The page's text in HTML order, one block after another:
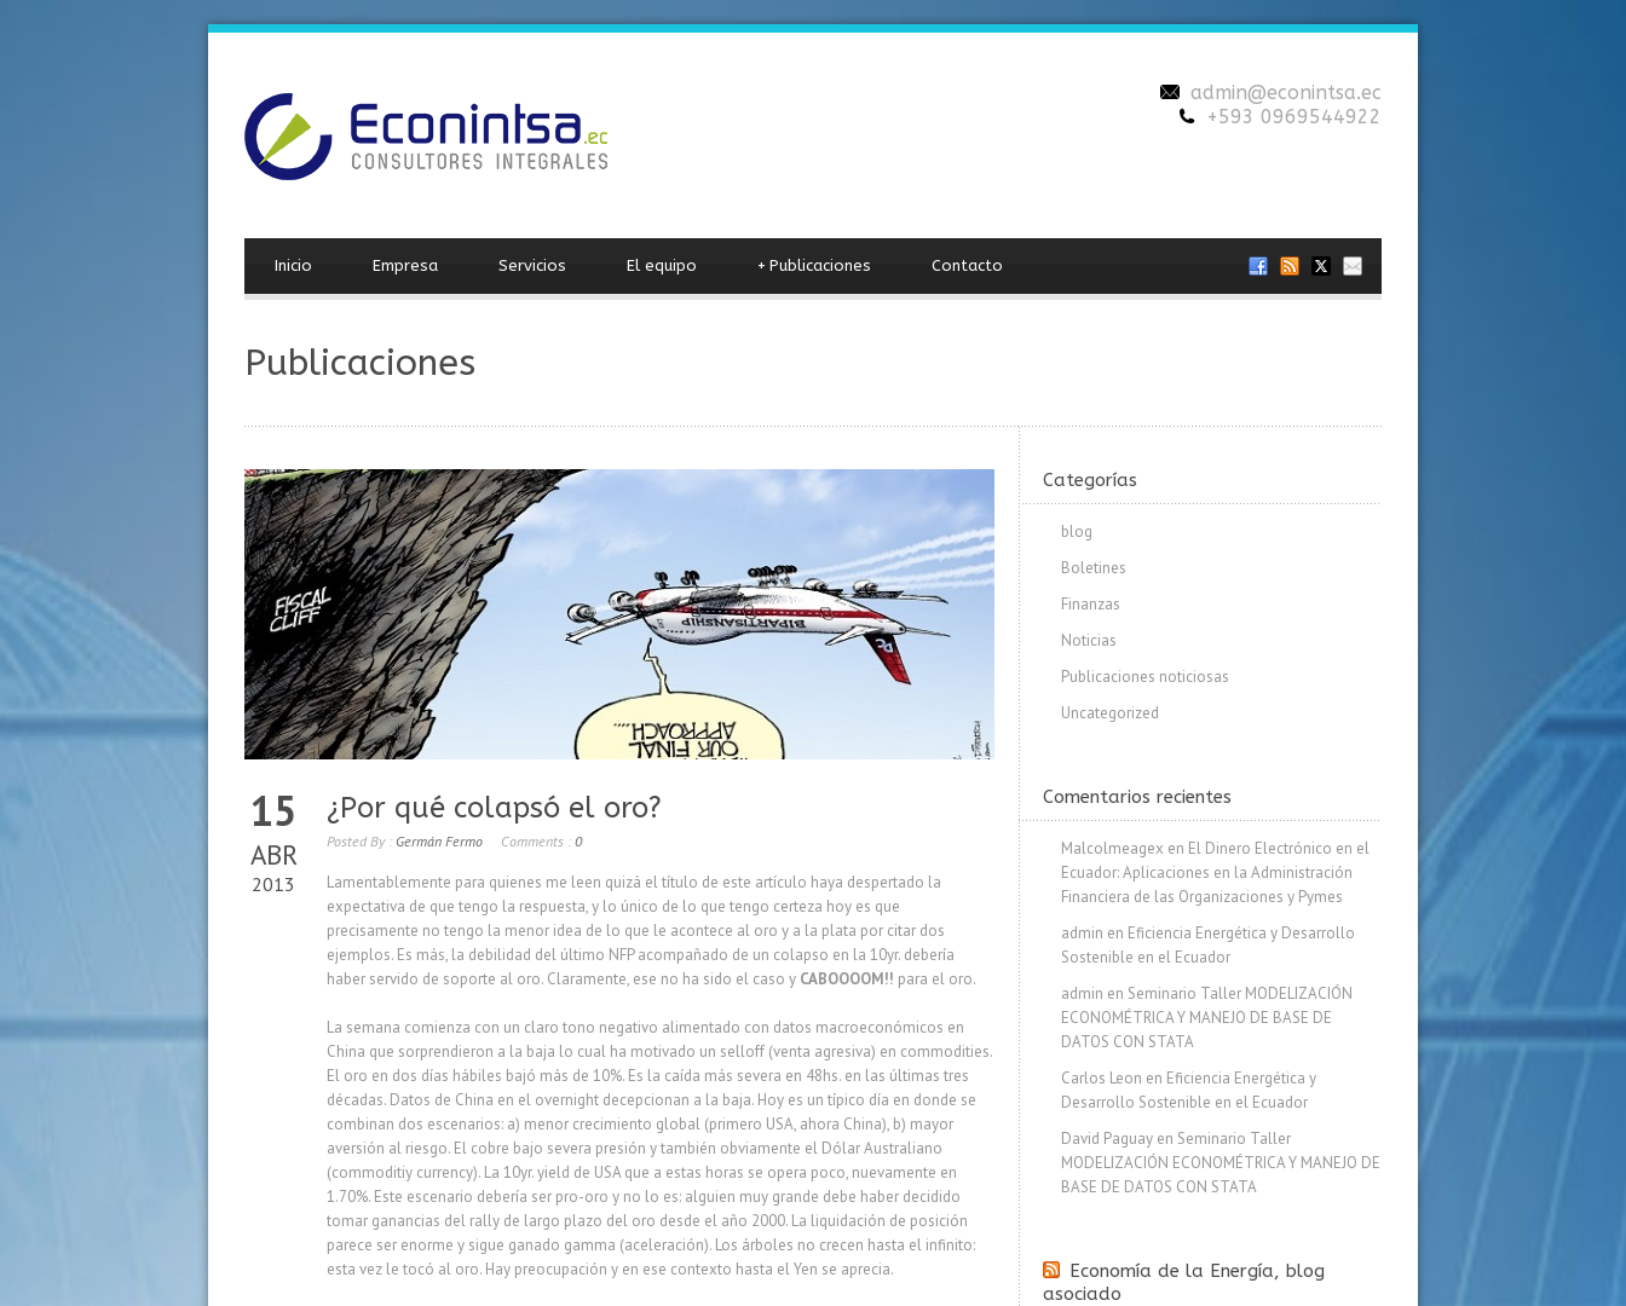
admin@econintsa.ec
+593 0969544922
Inicio Empresa Servicios El equipo Publicaciones
+ Contacto
Publicaciones
15
ABR
2013
¿Por qué colapsó el oro?
Posted By : Germán Fermo Comments : 0
Lamentablemente para quienes me leen quizá el título de este artículo haya despertado la
expectativa de que tengo la respuesta, y lo único de lo que tengo certeza hoy es que
precisamente no tengo la menor idea de lo que le acontece al oro y a la plata por citar dos
ejemplos. Es más, la debilidad del último NFP acompañado de un colapso en la 10yr. debería
haber servido de soporte al oro. Claramente, ese no ha sido el caso y CABOOOOM!! para el oro.
La semana comienza con un claro tono negativo alimentado con datos macroeconómicos en
China que sorprendieron a la baja lo cual ha motivado un selloff (venta agresiva) en commodities.
El oro en dos días hábiles bajó más de 10%. Es la caída más severa en 48hs. en las últimas tres
décadas. Datos de China en el overnight decepcionan a la baja. Hoy es un típico día en donde se
combinan dos escenarios: a) menor crecimiento global (primero USA, ahora China), b) mayor
aversión al riesgo. El cobre bajo severa presión y también obviamente el Dólar Australiano
(commoditiy currency). La 10yr. yield de USA que a estas horas se opera poco, nuevamente en
1.70%. Este escenario debería ser pro-oro y no lo es: alguien muy grande debe haber decidido
tomar ganancias del rally de largo plazo del oro desde el año 2000. La liquidación de posición
parece ser enorme y sigue ganado gamma (aceleración). Los árboles no crecen hasta el infinito:
esta vez le tocó al oro. Hay preocupación y en ese contexto hasta el Yen se aprecia.
Categorías
blog
Boletines
Finanzas
Noticias
Publicaciones noticiosas
Uncategorized
Comentarios recientes
Malcolmeagex en El Dinero Electrónico en el
Ecuador: Aplicaciones en la Administración
Financiera de las Organizaciones y Pymes
admin en Eficiencia Energética y Desarrollo
Sostenible en el Ecuador
admin en Seminario Taller MODELIZACIÓN
ECONOMÉTRICA Y MANEJO DE BASE DE
DATOS CON STATA
Carlos Leon en Eficiencia Energética y
Desarrollo Sostenible en el Ecuador
David Paguay en Seminario Taller
MODELIZACIÓN ECONOMÉTRICA Y MANEJO DE
BASE DE DATOS CON STATA
Economía de la Energía, blog
asociado